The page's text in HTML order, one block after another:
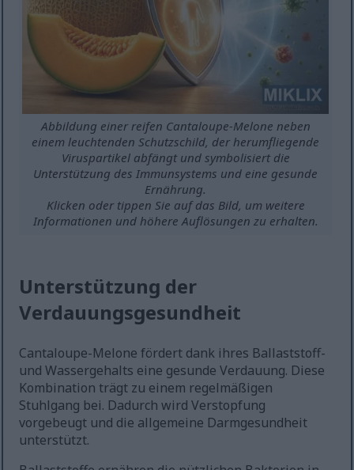
Abbildung einer reifen Cantaloupe-Melone neben
einem leuchtenden Schutzschild, der herumfliegende
Viruspartikel abfängt und symbolisiert die
Unterstützung des Immunsystems und eine gesunde
Ernährung.
Klicken oder tippen Sie auf das Bild, um weitere
Informationen und höhere Auflösungen zu erhalten.
Unterstützung der
Verdauungsgesundheit
Cantaloupe-Melone fördert dank ihres Ballaststoff-
und Wassergehalts eine gesunde Verdauung. Diese
Kombination trägt zu einem regelmäßigen
Stuhlgang bei. Dadurch wird Verstopfung
vorgebeugt und die allgemeine Darmgesundheit
unterstützt.